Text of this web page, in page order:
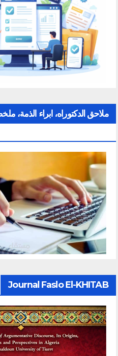
ملاحق الدكتوراه، ابراء الذمة،
Journal Faslo El-KHITAB